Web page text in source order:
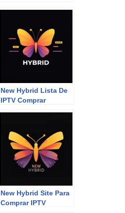
New Hybrid Lista De
IPTV Comprar
New Hybrid Site Para
Comprar IPTV